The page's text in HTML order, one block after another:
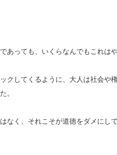
あっても、いくらなんでもこれは
クしてくるように、大人は社会や
。
なく、それこそが道徳をダメにして